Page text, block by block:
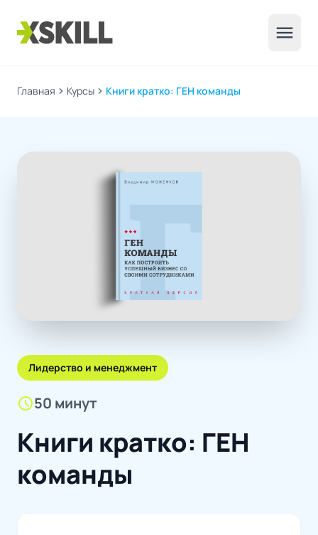
menu
Главная chevron_right Курсы chevron_right Книги кратко: ГЕН команды
Лидерство и менеджмент
schedule50 минут
Книги кратко: ГЕН
команды